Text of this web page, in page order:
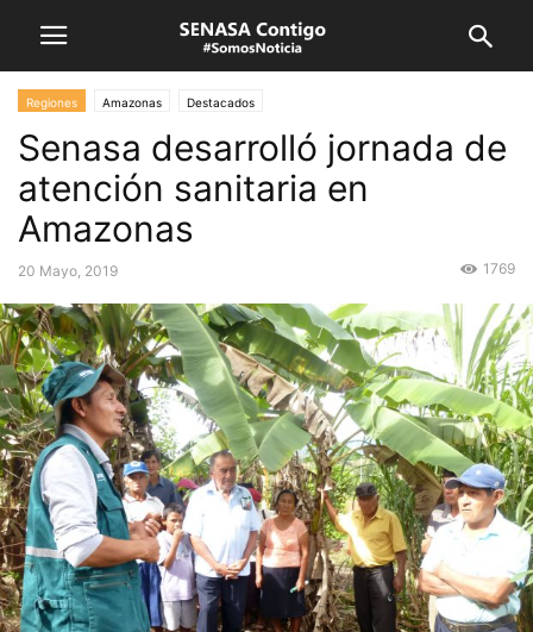
Regiones Amazonas Destacados
Senasa desarrolló jornada de
atención sanitaria en
Amazonas
20 Mayo, 2019 1769